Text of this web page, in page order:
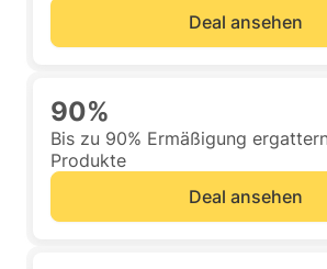
Deal ansehen
90%
Bis zu 90% Ermäßigung
Produkte
Deal ansehen